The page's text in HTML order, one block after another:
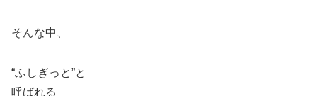
そんな中、
“ふしぎっと”と
呼ばれる